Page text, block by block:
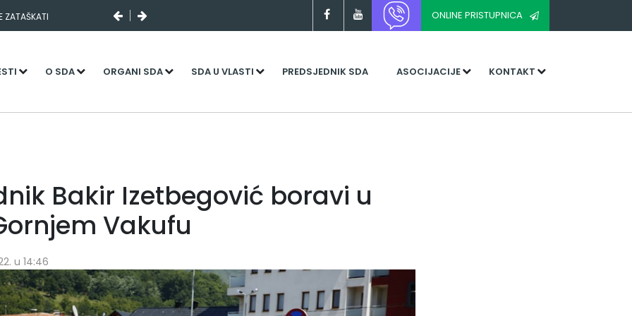
ZATAŠKATIPREVID,
KADROVI
ONLINE PRISTUPNICA
O SDA ORGANI SDA SDA U VLASTI PREDSJEDNIK SDA ASOCIJACIJE KONTAKT
Bakir Izetbegović boravi u
Vakufu
u 14:46